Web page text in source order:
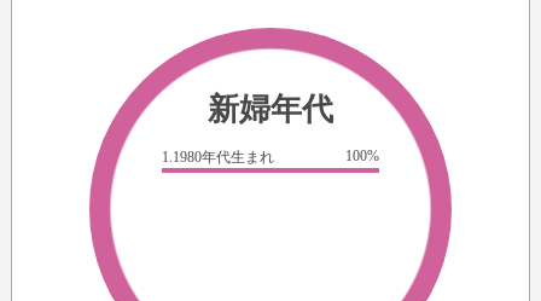
新婦年代
1.1980年代生まれ 100%